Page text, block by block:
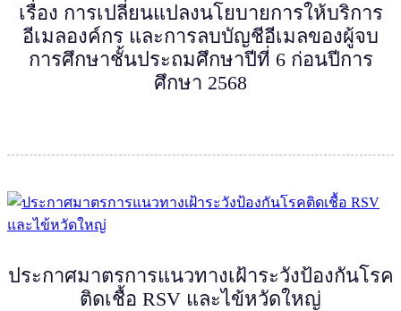
เรื่อง การเปลี่ยนแปลงนโยบายการให้บริการ
อีเมลองค์กร และการลบบัญชีอีเมลของผู้จบ
การศึกษาชั้นประถมศึกษาปีที่ 6 ก่อนปีการ
ศึกษา 2568
ประกาศมาตรการแนวทางเฝ้าระวังป้องกันโรค
ติดเชื้อ RSV และไข้หวัดใหญ่